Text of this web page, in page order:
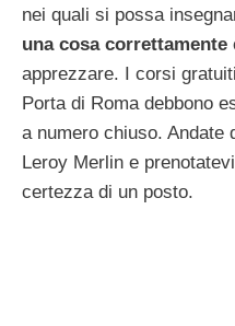
nei quali si possa
una cosa correttamente
apprezzare. I corsi
Porta di Roma debbono
a numero chiuso. Andate
Leroy Merlin e
certezza di un posto.